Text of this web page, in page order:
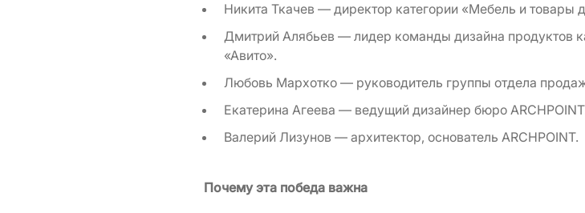
Никита Ткачев — директор категории «Мебель и товары
Дмитрий Алябьев — лидер команды дизайна продуктов
«Авито».
Любовь Мархотко — руководитель группы отдела
Екатерина Агеева — ведущий дизайнер бюро
Валерий Лизунов — архитектор, основатель ARCHPOINT.
Почему эта победа важна